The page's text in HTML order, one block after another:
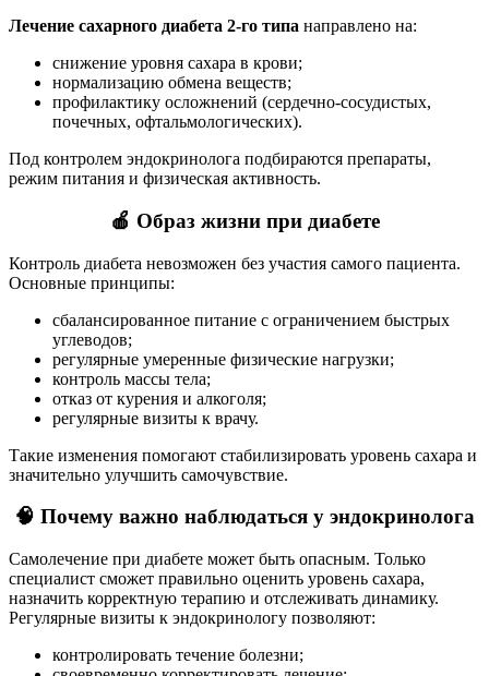
Лечение сахарного диабета 2-го типа направлено на:
снижение уровня сахара в крови;
нормализацию обмена веществ;
профилактику осложнений (сердечно-сосудистых,
почечных, офтальмологических).
Под контролем эндокринолога подбираются препараты,
режим питания и физическая активность.
🍎 Образ жизни при диабете
Контроль диабета невозможен без участия самого пациента.
Основные принципы:
сбалансированное питание с ограничением быстрых
углеводов;
регулярные умеренные физические нагрузки;
контроль массы тела;
отказ от курения и алкоголя;
регулярные визиты к врачу.
Такие изменения помогают стабилизировать уровень сахара и
значительно улучшить самочувствие.
🧠 Почему важно наблюдаться у эндокринолога
Самолечение при диабете может быть опасным. Только
специалист сможет правильно оценить уровень сахара,
назначить корректную терапию и отслеживать динамику.
Регулярные визиты к эндокринологу позволяют:
контролировать течение болезни;